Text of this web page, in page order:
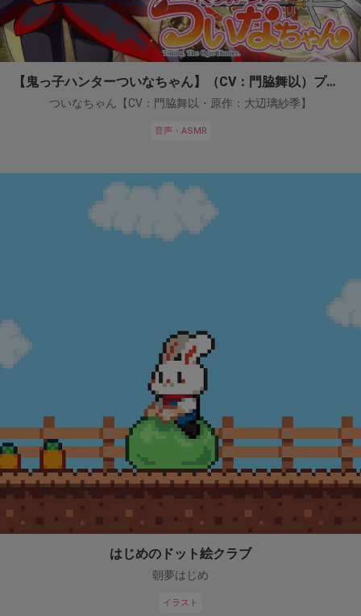
【鬼っ子ハンターついなちゃん】（CV：門脇舞以）プロジェクト！
ついなちゃん【CV：門脇舞以・原作：大辺璃紗季】
音声・ASMR
はじめのドット絵クラブ
朝夢はじめ
イラスト